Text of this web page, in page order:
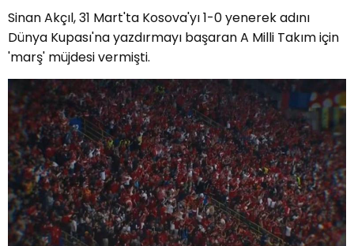
Sinan Akçıl, 31 Mart'ta Kosova'yı 1-0 yenerek adını
Dünya Kupası'na yazdırmayı başaran A Milli Takım için
'marş' müjdesi vermişti.